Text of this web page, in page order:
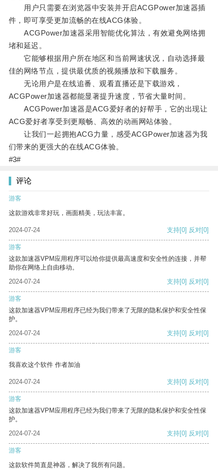
用户只需要在浏览器中安装并开启ACGPower加速器插
件，即可享受更加流畅的在线ACG体验。
ACGPower加速器采用智能优化算法，有效避免网络拥
堵和延迟。
它能够根据用户所在地区和当前网速状况，自动选择最
佳的网络节点，提供最优质的视频播放和下载服务。
无论用户是在线追番、观看直播还是下载游戏，
ACGPower加速器都能显著提升速度，节省大量时间。
ACGPower加速器是ACG爱好者的好帮手，它的出现让
ACG爱好者享受到更顺畅、高效的动画网站体验。
让我们一起拥抱ACG力量，感受ACGPower加速器为我
们带来的更强大的在线ACG体验。
#3#
评论
游客
这款游戏非常好玩，画面精美，玩法丰富。
2024-07-24 支持[0] 反对[0]
游客
这款加速器VPM应用程序可以给你提供最高速度和安全性的连接，并帮
助你在网络上自由移动。
2024-07-24
支持[0] 反对[0]
游客
这款加速器VPM应用程序已经为我们带来了无限的隐私保护和安全性保
护。
2024-07-24
支持[0] 反对[0]
游客
我喜欢这个软件 作者加油
2024-07-24 支持[0] 反对[0]
游客
这款加速器VPM应用程序已经为我们带来了无限的隐私保护和安全性保
护。
2024-07-24
支持[0] 反对[0]
游客
这款软件简直是神器，解决了我所有问题。